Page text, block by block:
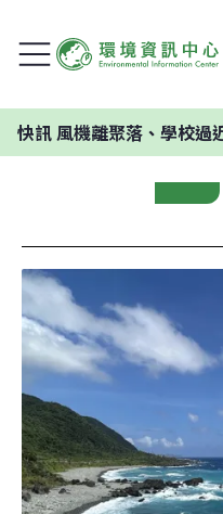
聚落、學校過近 彰化福